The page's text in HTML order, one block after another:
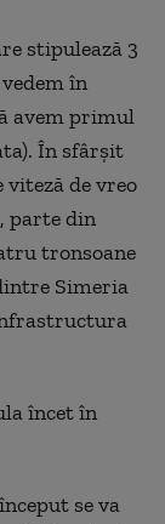
stipulează 3
în
avem primul
În sfârşit
de vreo
parte din
tronsoane
Simeria
încet în
se va